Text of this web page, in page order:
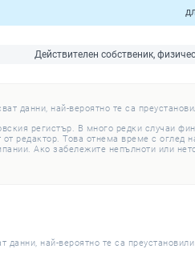
Действителен собственик,
данни, най-вероятно те са
регистър. В много редки случаи
редактор. Това отнема време с оглед
Ако забележите непълноти или
данни, най-вероятно те са